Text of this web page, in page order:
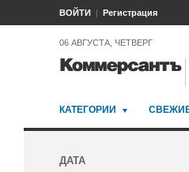
ВОЙТИ Регистрация
06 АВГУСТА, ЧЕТВЕРГ
КАТЕГОРИИ
ДАТА